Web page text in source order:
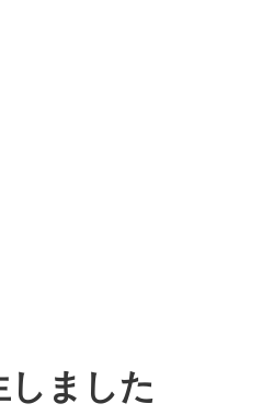
ました